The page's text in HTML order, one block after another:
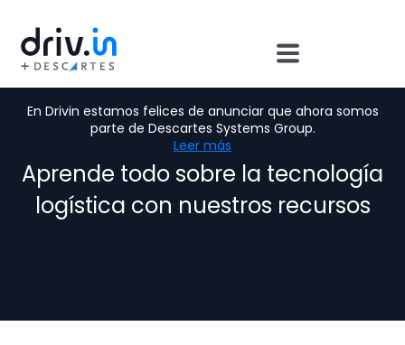
En Drivin estamos felices de anunciar que ahora somos
parte de Descartes Systems Group.
Leer más
Ebooks, Podcast &
Webinars:
Aprende todo sobre la tecnología
logística con nuestros recursos